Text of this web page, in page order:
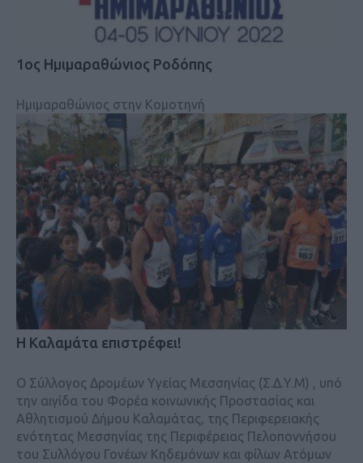
1ος Ημιμαραθώνιος Ροδόπης
Ημιμαραθώνιος στην Κομοτηνή
Η Καλαμάτα επιστρέφει!
Ο Σύλλογος Δρομέων Υγείας Μεσσηνίας (Σ.Δ.Υ.Μ) , υπό
την αιγίδα του Φορέα κοινωνικής Προστασίας και
Αθλητισμού Δήμου Καλαμάτας, της Περιφερειακής
ενότητας Μεσσηνίας της Περιφέρειας Πελοποννήσου
του Συλλόγου Γονέων Κηδεμόνων και φίλων Ατόμων